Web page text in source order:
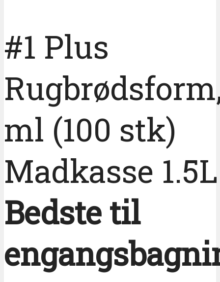
#1 Plus
ml (100 stk)
Madkasse
Bedste til